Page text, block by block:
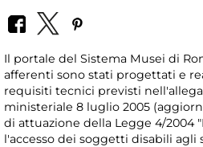
Il portale del Sistema Musei di
afferenti sono stati progettati e
requisiti tecnici previsti
ministeriale 8 luglio 2005
di attuazione della Legge 4/2004
l'accesso dei soggetti disabili